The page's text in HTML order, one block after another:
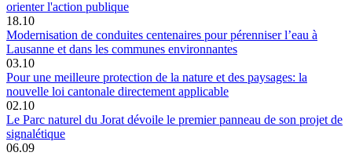
orienter l'action publique
18.10
Modernisation de conduites centenaires pour pérenniser l’eau à
Lausanne et dans les communes environnantes
03.10
Pour une meilleure protection de la nature et des paysages: la
nouvelle loi cantonale directement applicable
02.10
Le Parc naturel du Jorat dévoile le premier panneau de son projet de
signalétique
06.09